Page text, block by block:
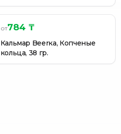
от784 ₸
Кальмар Beerка, Копченые
кольца, 38 гр.